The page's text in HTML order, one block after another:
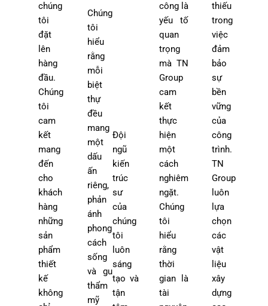
chúng
tôi
đặt
lên
hàng
đầu.
Chúng
tôi
cam
kết
mang
đến
cho
khách
hàng
những
sản
phẩm
thiết
kế
không
Chúng
tôi
hiểu
rằng
mỗi
biệt
thự
đều
mang
một
dấu
ấn
riêng,
phản
ánh
phong
cách
sống
và gu
thẩm
mỹ
Đội
ngũ
kiến
trúc
sư
của
chúng
tôi
luôn
sáng
tạo và
tận
công là
yếu tố
quan
trọng
mà TN
Group
cam
kết
thực
hiện
một
cách
nghiêm
ngặt.
Chúng
tôi
hiểu
rằng
thời
gian là
tài
thiếu
trong
việc
đảm
bảo
sự
bền
vững
của
công
trình.
TN
Group
luôn
lựa
chọn
các
vật
liệu
xây
dựng